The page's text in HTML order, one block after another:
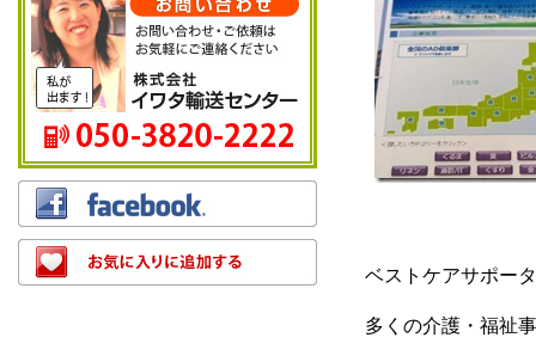
ベストケアサポー
多くの介護・福祉